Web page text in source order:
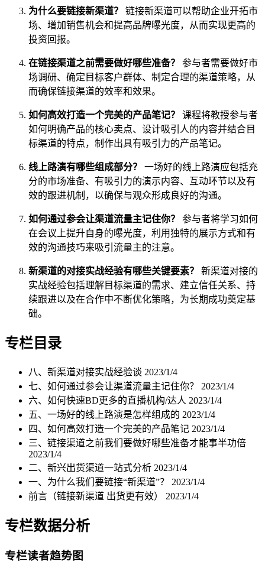
为什么要链接新渠道？
链接新渠道可以帮助企业开拓市
场、增加销售机会和提高品牌曝光度，从而实现更高的
投资回报。
在链接渠道之前需要做好哪些准备？
参与者需要做好市
场调研、确定目标客户群体、制定合理的渠道策略，从
而确保链接渠道的效率和效果。
如何高效打造一个完美的产品笔记？
课程将教授参与者
如何明确产品的核心卖点、设计吸引人的内容并结合目
标渠道的特点，制作出具有吸引力的产品笔记。
线上路演有哪些组成部分？
一场好的线上路演应包括充
分的市场准备、有吸引力的演示内容、互动环节以及有
效的跟进机制，以确保与观众形成良好的沟通。
如何通过参会让渠道流量主记住你？
参与者将学习如何
在会议上提升自身的曝光度，利用独特的展示方式和有
效的沟通技巧来吸引流量主的注意。
新渠道的对接实战经验有哪些关键要素？
新渠道对接的
实战经验包括理解目标渠道的需求、建立信任关系、持
续跟进以及在合作中不断优化策略，为长期成功奠定基
础。
专栏目录
八、新渠道对接实战经验谈 2023/1/4
七、如何通过参会让渠道流量主记住你？ 2023/1/4
六、如何快速BD更多的直播机构/达人 2023/1/4
五、一场好的线上路演是怎样组成的 2023/1/4
四、如何高效打造一个完美的产品笔记 2023/1/4
三、链接渠道之前我们要做好哪些准备才能事半功倍
2023/1/4
二、新兴出货渠道一站式分析 2023/1/4
一、为什么我们要链接“新渠道”？ 2023/1/4
前言（链接新渠道 出货更有效） 2023/1/4
专栏数据分析
专栏读者趋势图